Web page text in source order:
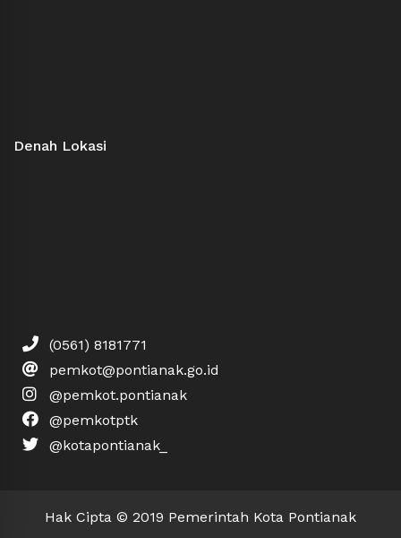
Denah Lokasi
(0561) 8181771
pemkot@pontianak.go.id
@pemkot.pontianak
@pemkotptk
@kotapontianak_
Hak Cipta © 2019 Pemerintah Kota Pontianak